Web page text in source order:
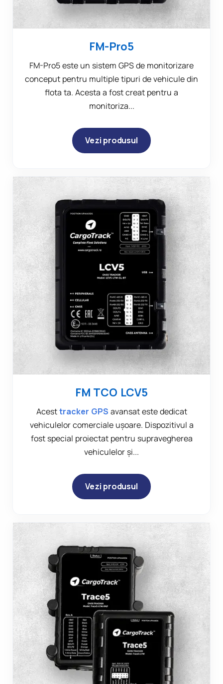
FM-Pro5
FM-Pro5 este un sistem GPS de monitorizare
conceput pentru multiple tipuri de vehicule din
flota ta. Acesta a fost creat pentru a
monitoriza...
Vezi produsul
FM TCO LCV5
Acesttracker GPS avansat este dedicat
vehiculelor comerciale ușoare. Dispozitivul a
fost special proiectat pentru supravegherea
vehiculelor și...
Vezi produsul